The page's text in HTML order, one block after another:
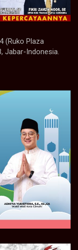
(Ruko Plaza
Jabar-Indonesia.